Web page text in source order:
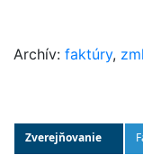
Archív: faktúry,